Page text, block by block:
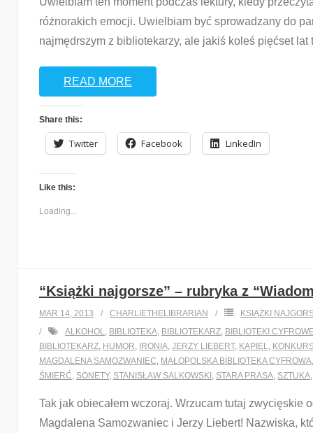
różnorakich emocji. Uwielbiam być sprowadzany do
najmędrszym z bibliotekarzy, ale jakiś koleś pięćset lat
READ MORE
Share this:
Twitter Facebook LinkedIn
Like this:
Loading...
“Książki najgorsze” – rubryka z
MAR 14, 2013 CHARLIETHELIBRARIAN
KSIĄŻKI
ALKOHOL, BIBLIOTEKA, BIBLIOTEKARZ, BIBLIOTEKI
BIBLIOTEKARZ, HUMOR, IRONIA, JERZY LIEBERT, KAPIĘL,
MAGDALENA SAMOZWANIEC, MAŁOPOLSKA BIBLIOTEKA CYFROWA
ŚMIERĆ, SONETY, STANISŁAW SALKOWSKI , STARA PRASA, SZTUKA
Tak jak obiecałem wczoraj. Wrzucam tutaj zwycięskie
Magdalena Samozwaniec i Jerzy Liebert! Nazwiska,